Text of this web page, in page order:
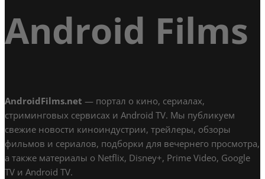
Android Films
AndroidFilms.net — портал о кино, сериалах,
стриминговых сервисах и Android TV. Мы публикуем
свежие новости киноиндустрии, трейлеры, обзоры
фильмов и сериалов, подборки для вечернего просмотра,
а также материалы о Netflix, Disney+, Prime Video, Google
TV и Android TV.